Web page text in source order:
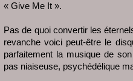
« Give Me It ».
Pas de quoi convertir les
revanche voici peut-être le
parfaitement la musique de
pas niaiseuse, psychédélique